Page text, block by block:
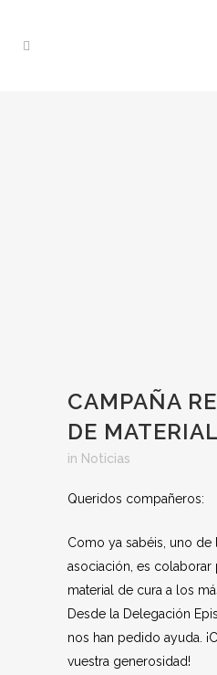
CAMPAÑA
DE
in Noticias
Queridos compañeros:
Como ya sabéis, uno de
asociación, es colaborar
material de cura a los
Desde la Delegación
nos han pedido ayuda.
vuestra generosidad!